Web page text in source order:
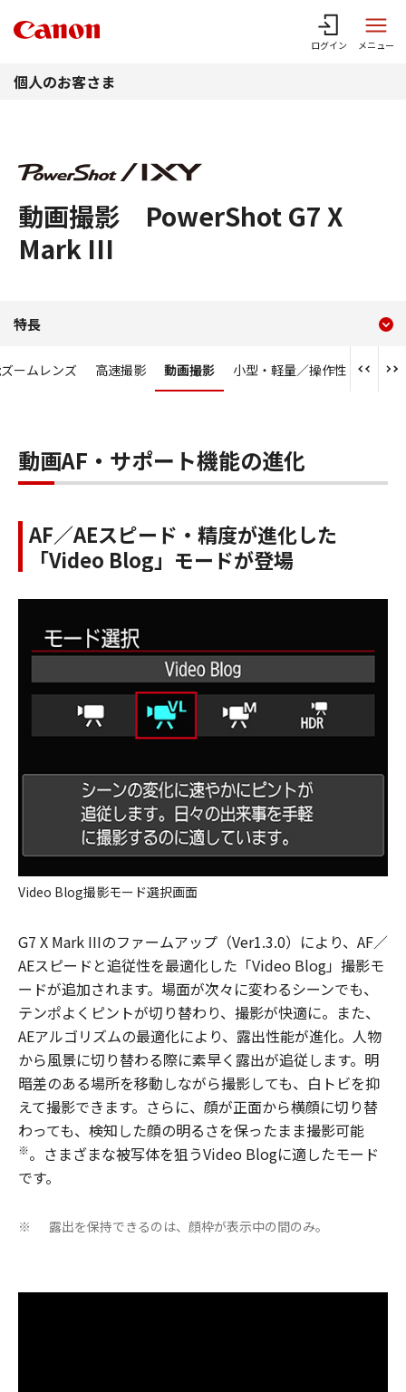
ログイン メニュー
個人のお客さま
動画撮影 PowerShot G7 X
Mark III
動画撮影 PowerShot G7
特長
ームレンズ 高速撮影 動画撮影 小型・軽量／操作性 快適
動画AF・サポート機能の進化
AF／AEスピード・精度が進化した
「Video Blog」モードが登場
Video Blog撮影モード選択画面
G7 X Mark IIIのファームアップ（Ver1.3.0）により、AF／
AEスピードと追従性を最適化した「Video Blog」撮影モ
ードが追加されます。場面が次々に変わるシーンでも、
テンポよくピントが切り替わり、撮影が快適に。また、
AEアルゴリズムの最適化により、露出性能が進化。人物
から風景に切り替わる際に素早く露出が追従します。明
暗差のある場所を移動しながら撮影しても、白トビを抑
えて撮影できます。さらに、顔が正面から横顔に切り替
わっても、検知した顔の明るさを保ったまま撮影可能
※。さまざまな被写体を狙うVideo Blogに適したモード
です。
※ 露出を保持できるのは、顔枠が表示中の間のみ。